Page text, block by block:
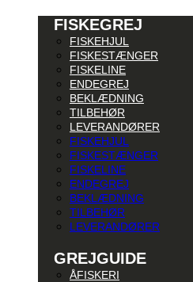
FISKEGREJ
FISKEHJUL
FISKESTÆNGER
FISKELINE
ENDEGREJ
BEKLÆDNING
TILBEHØR
LEVERANDØRER
FISKEHJUL
FISKESTÆNGER
FISKELINE
ENDEGREJ
BEKLÆDNING
TILBEHØR
LEVERANDØRER
GREJGUIDE
ÅFISKERI